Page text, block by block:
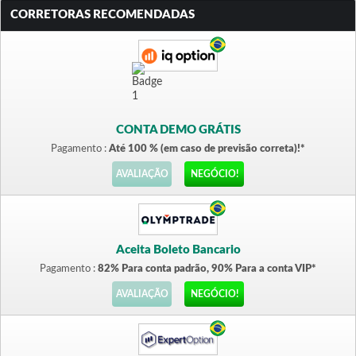
CORRETORAS RECOMENDADAS
CONTA DEMO GRÁTIS
Pagamento : Até 100 % (em caso de previsão correta)!*
AVALIAÇÃO NEGÓCIO!
Aceita Boleto Bancario
Pagamento : 82% Para conta padrão, 90% Para a conta VIP*
AVALIAÇÃO NEGÓCIO!